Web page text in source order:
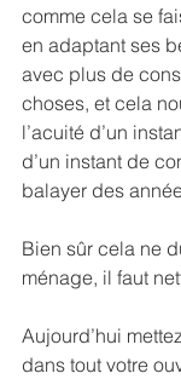
comme cela se
en adaptant ses
avec plus de
choses, et cela
l’acuité d’un
d’un instant de
balayer des
Bien sûr cela ne
ménage, il faut
Aujourd’hui
dans tout votre